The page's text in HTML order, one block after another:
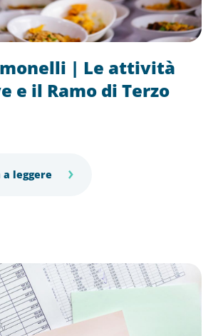
| Le attività
e il Ramo di Terzo
a leggere